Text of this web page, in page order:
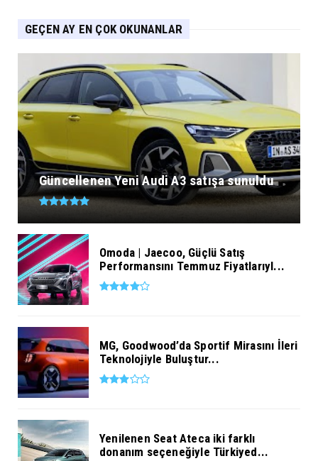
GEÇEN AY EN ÇOK OKUNANLAR
Güncellenen Yeni Audi A3 satışa sunuldu
Omoda | Jaecoo, Güçlü Satış
Performansını Temmuz Fiyatlarıyl...
MG, Goodwood’da Sportif Mirasını İleri
Teknolojiyle Buluştur...
Yenilenen Seat Ateca iki farklı
donanım seçeneğiyle Türkiyed...